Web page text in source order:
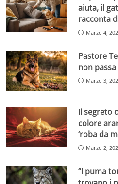
aiuta, il
racconta
Marzo 4,
Pastore
non
Marzo 3,
Il segreto
colore
‘roba da
Marzo 2,
“I puma